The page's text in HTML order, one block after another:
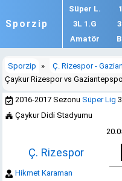
Sporzip
Süper L.
3L 1.G
Amatör
Sporzip » Ç. Rizespor -
Çaykur Rizespor vs
2016-2017 SezonuSüper Lig
Çaykur Didi Stadyumu
Ç. Rizespor
Hikmet Karaman